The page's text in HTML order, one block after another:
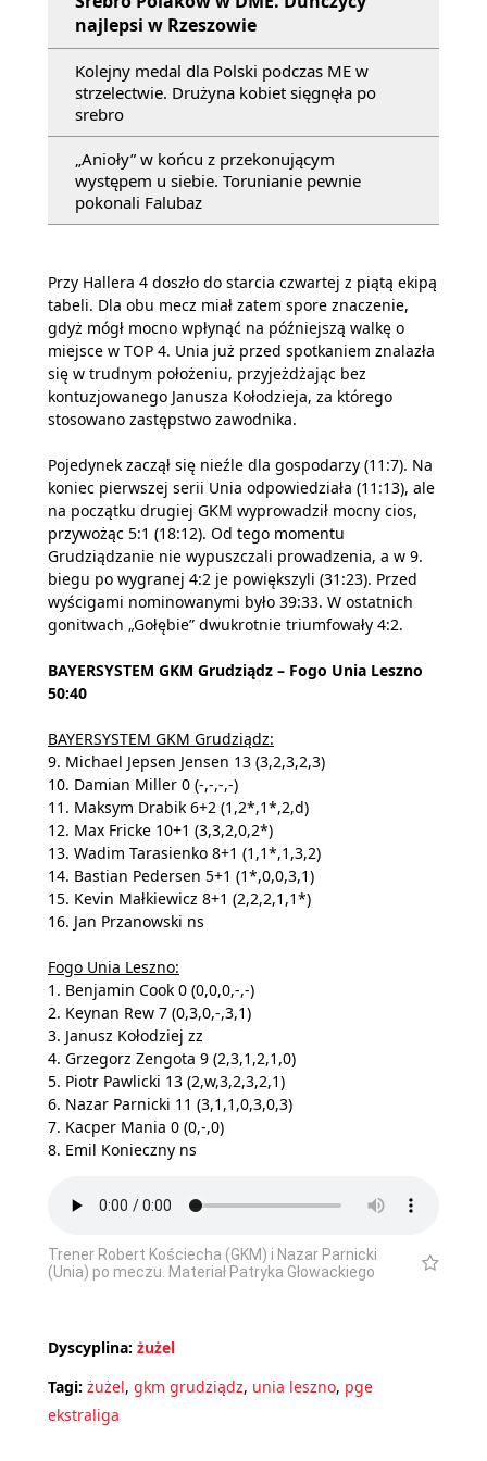
najlepsi w Rzeszowie
Kolejny medal dla Polski podczas ME w
strzelectwie. Drużyna kobiet sięgnęła po
srebro
„Anioły” w końcu z przekonującym
występem u siebie. Torunianie pewnie
pokonali Falubaz
Przy Hallera 4 doszło do starcia czwartej z piątą ekipą
tabeli. Dla obu mecz miał zatem spore znaczenie,
gdyż mógł mocno wpłynąć na późniejszą walkę o
miejsce w TOP 4. Unia już przed spotkaniem znalazła
się w trudnym położeniu, przyjeżdżając bez
kontuzjowanego Janusza Kołodzieja, za którego
stosowano zastępstwo zawodnika.
Pojedynek zaczął się nieźle dla gospodarzy (11:7). Na
koniec pierwszej serii Unia odpowiedziała (11:13), ale
na początku drugiej GKM wyprowadził mocny cios,
przywożąc 5:1 (18:12). Od tego momentu
Grudziądzanie nie wypuszczali prowadzenia, a w 9.
biegu po wygranej 4:2 je powiększyli (31:23). Przed
wyścigami nominowanymi było 39:33. W ostatnich
gonitwach „Gołębie” dwukrotnie triumfowały 4:2.
BAYERSYSTEM GKM Grudziądz – Fogo Unia Leszno
50:40
BAYERSYSTEM GKM Grudziądz:
9. Michael Jepsen Jensen 13 (3,2,3,2,3)
10. Damian Miller 0 (-,-,-,-)
11. Maksym Drabik 6+2 (1,2*,1*,2,d)
12. Max Fricke 10+1 (3,3,2,0,2*)
13. Wadim Tarasienko 8+1 (1,1*,1,3,2)
14. Bastian Pedersen 5+1 (1*,0,0,3,1)
15. Kevin Małkiewicz 8+1 (2,2,2,1,1*)
16. Jan Przanowski ns
Fogo Unia Leszno:
1. Benjamin Cook 0 (0,0,0,-,-)
2. Keynan Rew 7 (0,3,0,-,3,1)
3. Janusz Kołodziej zz
4. Grzegorz Zengota 9 (2,3,1,2,1,0)
5. Piotr Pawlicki 13 (2,w,3,2,3,2,1)
6. Nazar Parnicki 11 (3,1,1,0,3,0,3)
7. Kacper Mania 0 (0,-,0)
8. Emil Konieczny ns
Trener Robert Kościecha (GKM) i Nazar Parnicki
(Unia) po meczu. Materiał Patryka Głowackiego
Dyscyplina: żużel
Tagi: żużel, gkm grudziądz, unia leszno, pge
ekstraliga